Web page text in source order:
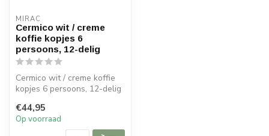
MIRAC
Cermico wit / creme
koffie kopjes 6
persoons, 12-delig
Cermico wit / creme koffie
kopjes 6 persoons, 12-delig
Inhoud: 200 ml
6x k...
€44,95
Op voorraad